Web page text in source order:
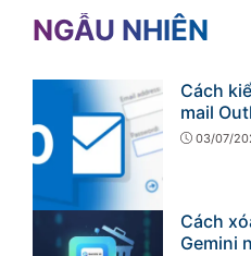
NGẪU NHIÊN
Cách
mail
03/07/
Cách
Gemini